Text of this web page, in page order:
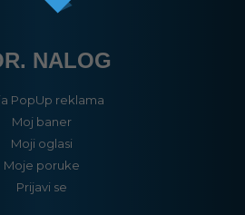
NALOG
PopUp reklama
Moj baner
Moji oglasi
Moje poruke
Prijavi se